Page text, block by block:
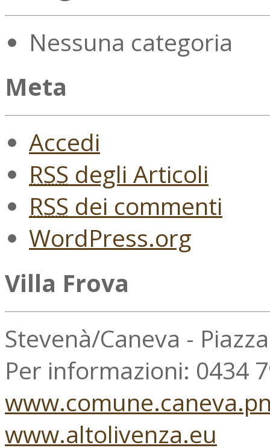
Nessuna categoria
Meta
Accedi
RSS degli Articoli
RSS dei commenti
WordPress.org
Villa Frova
Stevenà/Caneva -
Per informazioni: 0434
www.altolivenza.eu